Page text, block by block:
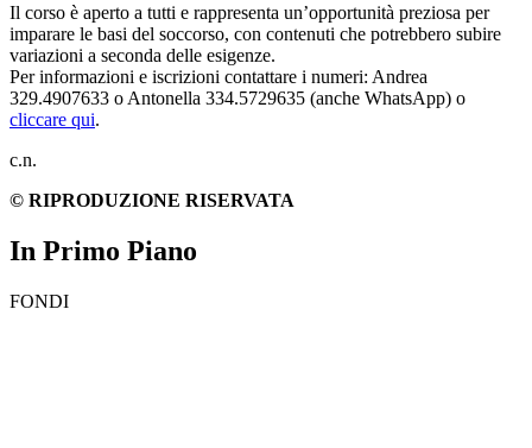
Il corso è aperto a tutti e rappresenta un’opportunità preziosa per
imparare le basi del soccorso, con contenuti che potrebbero subire
variazioni a seconda delle esigenze.
Per informazioni e iscrizioni contattare i numeri: Andrea
329.4907633 o Antonella 334.5729635 (anche WhatsApp) o
cliccare qui.
c.n.
© RIPRODUZIONE RISERVATA
In Primo Piano
FONDI